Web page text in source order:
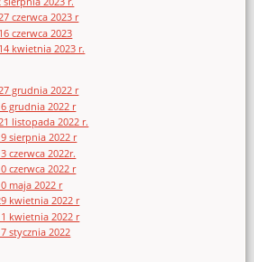
czerwca 2023 r
czerwca 2023
kwietnia 2023 r.
grudnia 2022 r
grudnia 2022 r
listopada 2022 r.
sierpnia 2022 r
czerwca 2022r.
czerwca 2022 r
maja 2022 r
kwietnia 2022 r
kwietnia 2022 r
stycznia 2022